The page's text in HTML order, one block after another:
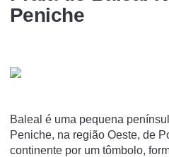
Peniche
Baleal é uma pequena
Peniche, na região Oeste, de
continente por um tômbolo,